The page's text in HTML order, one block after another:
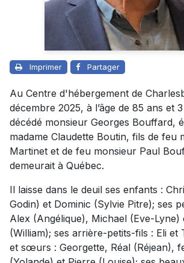
Imprimer Partager
Au Centre d'hébergement de
décembre 2025, à l’âge de 85 ans et
décédé monsieur Georges Bouffard,
madame Claudette Boutin, fils de feu
Martinet et de feu monsieur Paul
demeurait à Québec.
Il laisse dans le deuil ses enfants :
Godin) et Dominic (Sylvie Pitre); ses
Alex (Angélique), Michael (Eve-Lyne)
(William); ses arrière-petits-fils : Eli et
et sœurs : Georgette, Réal (Réjean),